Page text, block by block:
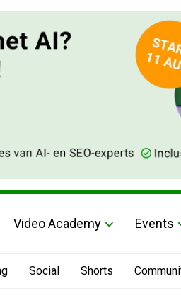
Video Academy Events
Social Shorts